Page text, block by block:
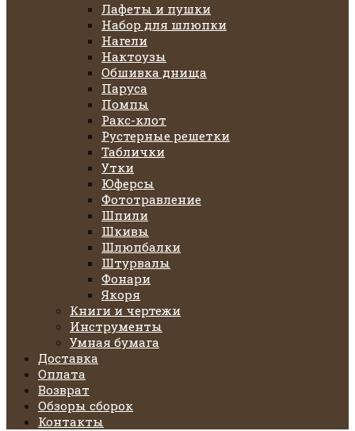
Лафеты и пушки
Набор для шлюпки
Нагели
Нактоузы
Обшивка днища
Паруса
Помпы
Ракс-клот
Рустерные решетки
Таблички
Утки
Юферсы
Фототравление
Шпили
Шкивы
Шлюпбалки
Штурвалы
Фонари
Якоря
Книги и чертежи
Инструменты
Умная бумага
Доставка
Оплата
Возврат
Обзоры сборок
Контакты